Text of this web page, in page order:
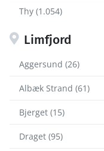
Thy (1.054)
Limfjord
Aggersund (26)
Albæk Strand (61)
Bjerget (15)
Draget (95)